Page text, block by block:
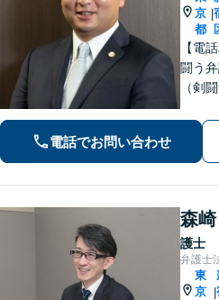
京
都
|
【電
闘う
（剣
確固
刑事
さい。
電話でお問い合わせ
森
護士
弁護士
東
京 |